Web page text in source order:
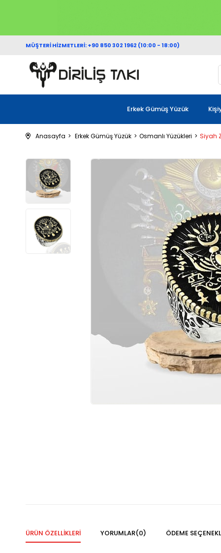
MÜŞTERİ HİZMETLERİ: +90 850 302 1962 (10:00 - 18:00)
Erkek Gümüş Yüzük
Anasayfa Erkek Gümüş Yüzük Osmanlı Yüzükleri Siyah
ÜRÜN ÖZELLIKLERI YORUMLAR(0) ÖDEME